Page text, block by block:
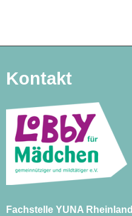
Kontakt
Fachstelle YUNA Rheinland